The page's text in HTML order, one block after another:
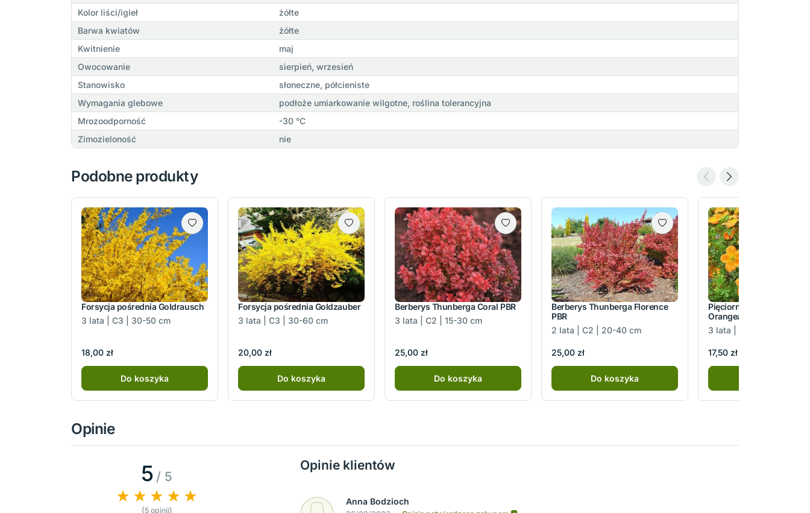
Kolor liści/igieł
żółte
Barwa kwiatów
żółte
Kwitnienie
maj
Owocowanie
sierpień, wrzesień
Stanowisko
słoneczne, półcieniste
Wymagania glebowe
podłoże umiarkowanie wilgotne, roślina tolerancyjna
Mrozoodporność
-30 °C
Zimozieloność
nie
Podobne produkty
Forsycja pośrednia Goldrausch
3 lata | C3 | 30-50 cm
18,00 zł
Do koszyka
Forsycja pośrednia Goldzauber
3 lata | C3 | 30-60 cm
20,00 zł
Do koszyka
Berberys Thunberga Coral PBR
3 lata | C2 | 15-30 cm
25,00 zł
Do koszyka
Berberys Thunberga Florence
PBR
2 lata | C2 | 20-40 cm
25,00 zł
Do koszyka
Pięciornik krzewiasty
Orangeade
3 lata | C2 | 20-30 cm
17,50 zł
Opinie
5 / 5
(5 opinii)
Opinie klientów
Anna Bodzioch